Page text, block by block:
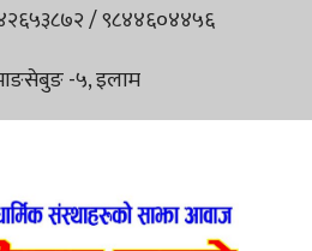
/ ९८४४६०४४५६
-५, इलाम